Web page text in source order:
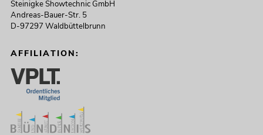
Steinigke Showtechnic GmbH
Andreas-Bauer-Str. 5
D-97297 Waldbüttelbrunn
AFFILIATION: